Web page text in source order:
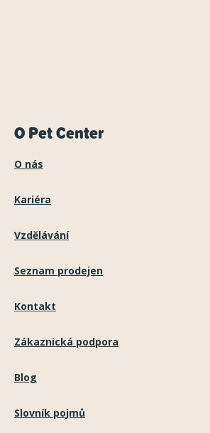
O Pet Center
O nás
Kariéra
Vzdělávání
Seznam prodejen
Kontakt
Zákaznická podpora
Blog
Slovník pojmů